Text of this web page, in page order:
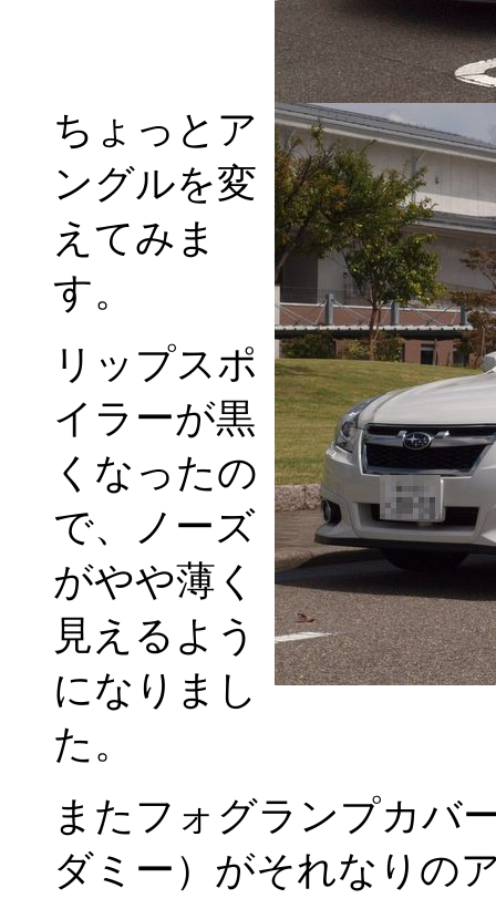
ちょっとア
ングルを変
えてみま
す。
リップスポ
イラーが黒
くなったの
で、ノーズ
がやや薄く
見えるよう
になりまし
た。
またフォグランプカバ
ダミー）がそれなりの